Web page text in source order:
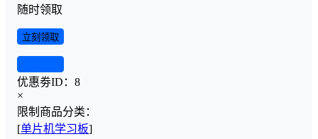
随时领取
立刻领取
优惠劵ID： 8
×
限制商品分类：
[单片机学习板]